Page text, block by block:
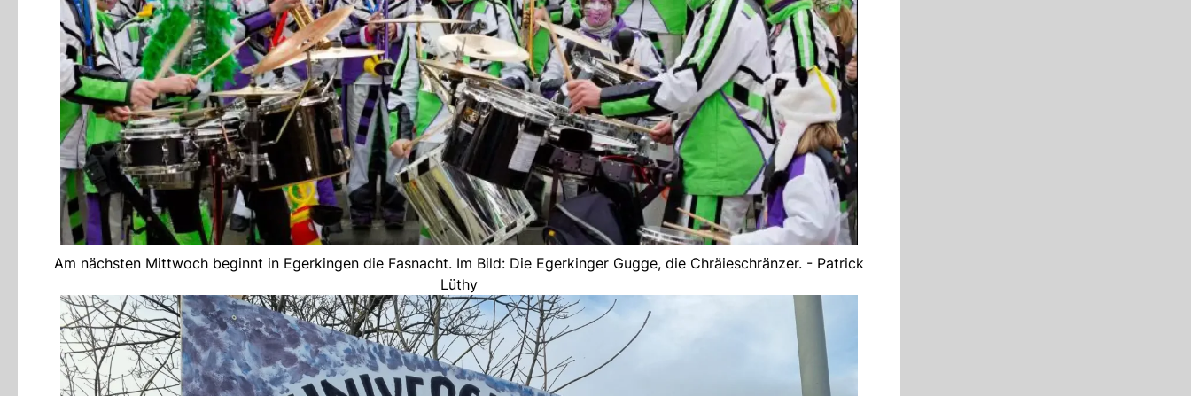
Am nächsten Mittwoch beginnt in Egerkingen die Fasnacht. Im Bild: Die Egerkinger Gugge, die Chräieschränzer. - Patrick
Lüthy